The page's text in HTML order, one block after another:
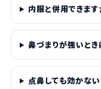
内服と併用できます
鼻づまりが強いとき
点鼻しても効かな